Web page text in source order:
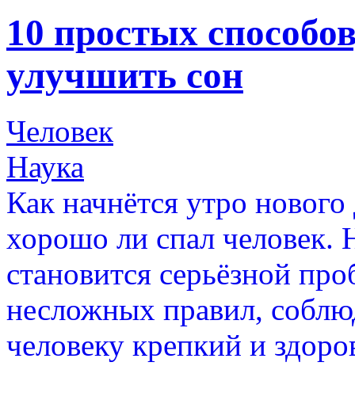
10 простых
улучшить сон
Человек
Наука
Как начнётся утро
хорошо ли спал человек.
становится серьёзной
несложных правил,
человеку крепкий и